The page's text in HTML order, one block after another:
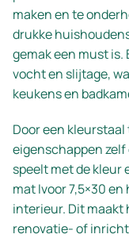
maken en te
drukke
gemak een must is.
vocht en slijtage,
keukens en
Door een
eigenschappen
speelt met de kleur
mat Ivoor 7,5×30
interieur. Dit maakt
renovatie- of